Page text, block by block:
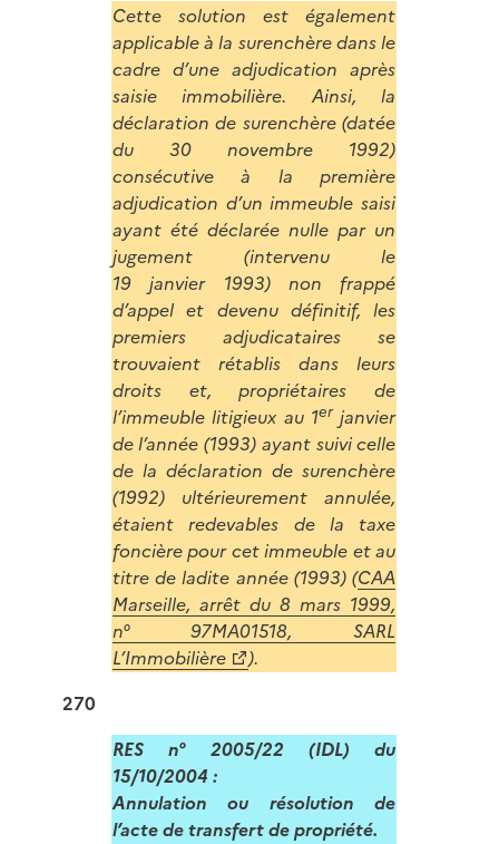
Cette solution est également
applicable à la surenchère dans le
cadre d’une adjudication après
saisie immobilière. Ainsi, la
déclaration de surenchère (datée
du 30 novembre 1992)
consécutive à la première
adjudication d’un immeuble saisi
ayant été déclarée nulle par un
jugement (intervenu le
19 janvier 1993) non frappé
d’appel et devenu définitif, les
premiers adjudicataires se
trouvaient rétablis dans leurs
droits et, propriétaires de
l’immeuble litigieux au 1erjanvier
de l’année (1993) ayant suivi celle
de la déclaration de surenchère
(1992) ultérieurement annulée,
étaient redevables de la taxe
foncière pour cet immeuble et au
titre de ladite année (1993) (CAA
Marseille, arrêt du 8 mars 1999,
n° 97MA01518, SARL
L’Immobilière
).
270
RES n° 2005/22 (IDL) du
15/10/2004 :
Annulation ou résolution de
l’acte de transfert de propriété.